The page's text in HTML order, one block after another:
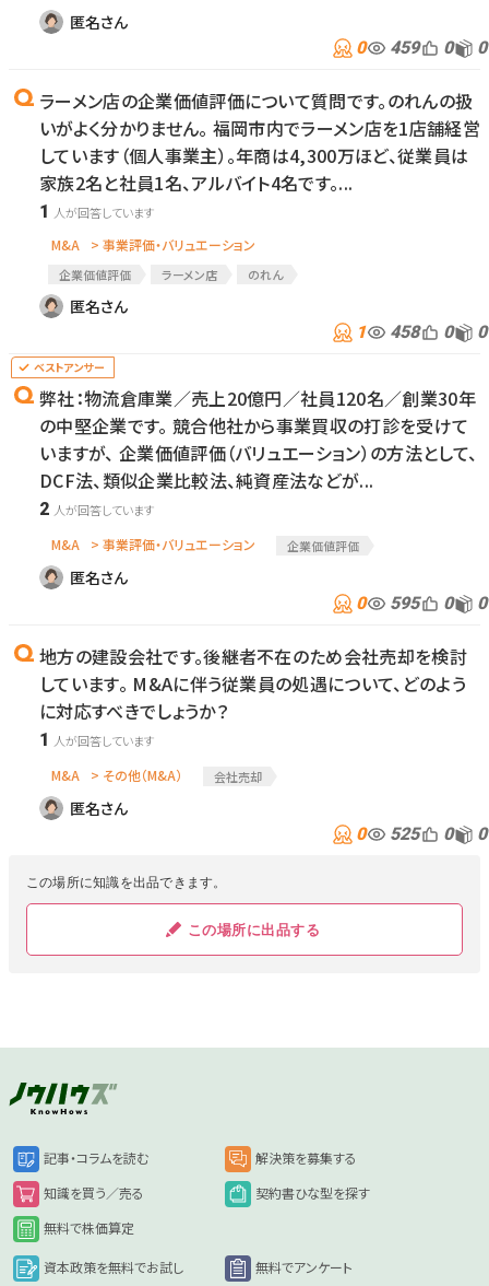
匿名さん
0 459 0 0
ラーメン店の企業価値評価について質問です。のれんの扱
いがよく分かりません。 福岡市内でラーメン店を1店舗経営
しています（個人事業主）。年商は4,300万ほど、従業員は
家族2名と社員1名、アルバイト4名です。...
1
M&A > 事業評価・バリュエーション
企業価値評価 ラーメン店 のれん
匿名さん
1 458 0 0
弊社：物流倉庫業／売上20億円／社員120名／創業30年
の中堅企業です。 競合他社から事業買収の打診を受けて
いますが、 企業価値評価（バリュエーション）の方法として、
DCF法、類似企業比較法、純資産法などが...
2
M&A > 事業評価・バリュエーション 企業価値評価
匿名さん
0 595 0 0
地方の建設会社です。後継者不在のため会社売却を検討
しています。 M&Aに伴う従業員の処遇について、どのよう
に対応すべきでしょうか？
1
M&A > その他（M&A） 会社売却
匿名さん
0 525 0 0
この場所に知識を出品できます。
この場所に出品する
記事・コラムを読む 解決策を募集する
知識を買う／売る 契約書ひな型を探す
無料で株価算定
資本政策を無料でお試し 無料でアンケート